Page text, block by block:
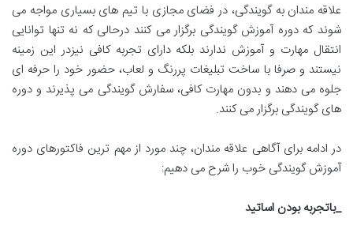
علاقه مندان به گویندگی، در فضای مجازی با تیم های بسیاری مواجه می
شوند که دوره آموزش گویندگی برگزار می کنند درحالی که نه تنها توانایی
انتقال مهارت و آموزش ندارند بلکه دارای تجربه کافی نیزدر این زمینه
نیستند و صرفا با ساخت تبلیغات پررنگ و لعاب، حضور خود را حرفه ای
جلوه می دهند و بدون مهارت کافی، سفارش گویندگی می پذیرند و دوره
های گویندگی برگزار می کنند.
در ادامه برای آگاهی علاقه مندان، چند مورد از مهم ترین فاکتورهای دوره
آموزش گویندگی خوب را شرح می دهیم:
_باتجربه بودن اساتید